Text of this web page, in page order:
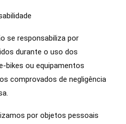
se responsabiliza por
durante o uso dos
bikes ou equipamentos
comprovados de negligência
por objetos pessoais